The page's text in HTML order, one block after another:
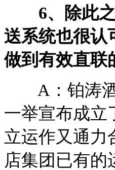
6、除此之
送系统也很认
做到有效直联
A：铂涛酒
一举宣布成立
立运作又通力
店集团已有的